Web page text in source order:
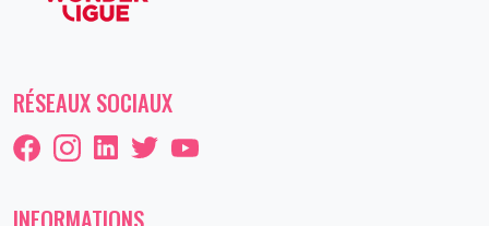
RÉSEAUX SOCIAUX
INFORMATIONS